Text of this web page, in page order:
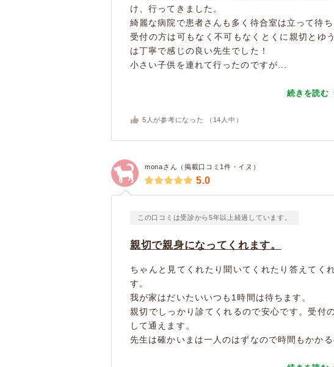
け、行ってきました。
綺麗な病院で患者さんも多く待合室は立って待ち
受付の方は可もなく不可もなくとくに親切とゆ
は丁寧で感じの良い先生でした！
小さい子供を連れて行ったのですが...
続きを読む
5 人が参考になった （ 14 人中）
monaさん（掲載口コミ1件・イヌ）
5.0
この口コミは受診から5年以上経過しています。
親切で親身になってくれます。
ちゃんと見てくれたり聞いてくれたり答えてく
す。
我が家はだいたいいつも1時間は待ちます。
親切でしっかり診てくれるので安心です。受付
して通えます。
先生は確かいまは一人のはずなので時間もかか